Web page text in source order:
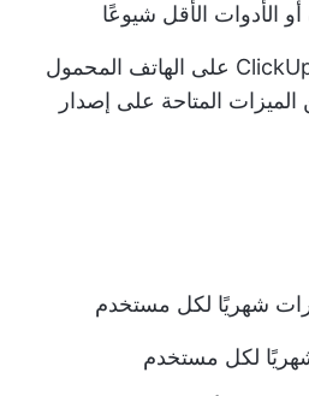
الأدوات الأقل شيوعًا
قد لا يقدم تطبيق ClickUp على الهاتف المحمول
المتاحة على إصدار